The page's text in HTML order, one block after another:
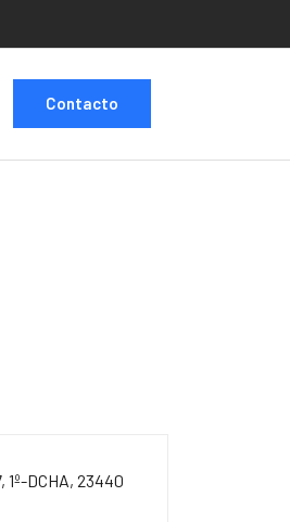
Contacto
1º-DCHA, 23440